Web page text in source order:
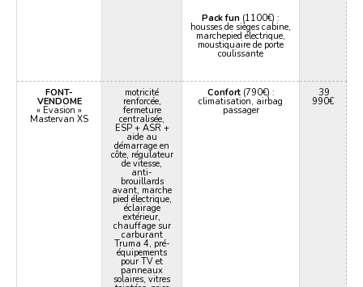
Pack fun (1100€) :
housses de sièges cabine,
marchepied électrique,
moustiquaire de porte
coulissante
FONT-
VENDOME
« Evasion »
Mastervan XS
motricité
renforcée,
fermeture
centralisée,
ESP + ASR +
aide au
démarrage en
côte, régulateur
de vitesse,
anti-
brouillards
avant, marche
pied électrique,
éclairage
extérieur,
chauffage sur
carburant
Truma 4, pré-
équipements
pour TV et
panneaux
solaires, vitres
Confort(790€) :
climatisation, airbag
passager
39
990€